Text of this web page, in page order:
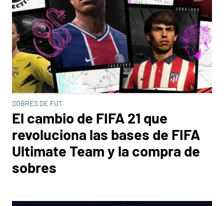
SOBRES DE FUT
El cambio de FIFA 21 que
revoluciona las bases de FIFA
Ultimate Team y la compra de
sobres